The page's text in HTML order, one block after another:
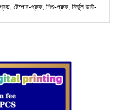
গ্রেড, টেম্পার-প্রুফ, শিশু-প্রুফ, নির্ভুল ডাই-